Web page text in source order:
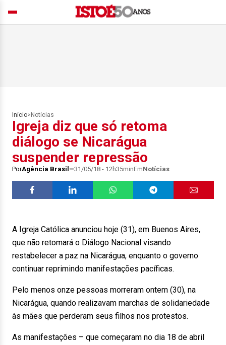
Início> Notícias
Igreja diz que só retoma
diálogo se Nicarágua
suspender repressão
PorAgência Brasil 31/05/18 - 12h35minEmNotícias
A Igreja Católica anunciou hoje (31), em Buenos Aires,
que não retomará o Diálogo Nacional visando
restabelecer a paz na Nicarágua, enquanto o governo
continuar reprimindo manifestações pacíficas.
Pelo menos onze pessoas morreram ontem (30), na
Nicarágua, quando realizavam marchas de solidariedade
às mães que perderam seus filhos nos protestos.
As manifestações – que começaram no dia 18 de abril